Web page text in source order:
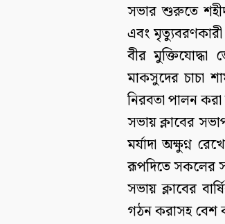
সভার শুরুতে
এবং মৃত্যুবরণকারী
বীর মুক্তিযোদ্ধা
মাকসুদের চাচা
নিরবতা পালন করা
সভায় ক্লাবের
মর্যাদা অক্ষুণ্ন
রূপদিতে সকলের
সভায় ক্লাবের
গঠন করাসহ বেশ